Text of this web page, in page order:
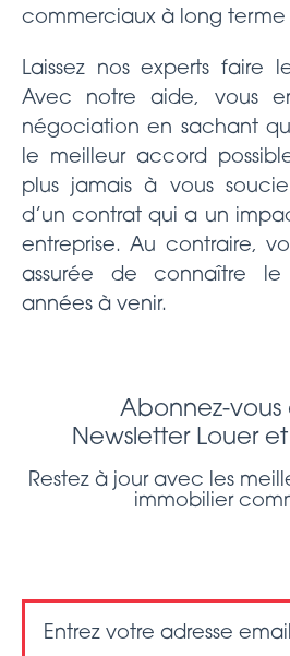
commerciaux à long terme
Laissez nos experts faire
Avec notre aide, vous
négociation en sachant
le meilleur accord
plus jamais à vous
d’un contrat qui a un
entreprise. Au contraire,
assurée de connaître
années à venir.
Abonnez-vous
Newsletter Louer
Restez à jour avec les
immobilier
Entrez votre adresse email